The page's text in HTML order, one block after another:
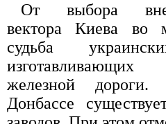
От выбора
вектора Киева во
судьба
железной
Донбассе